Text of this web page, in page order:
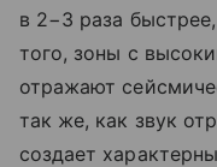
в 2−3 раза
того, зоны с
отражают
так же, как звук
создает